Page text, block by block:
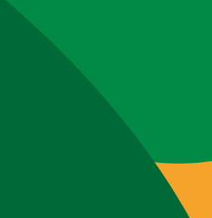
Workshops